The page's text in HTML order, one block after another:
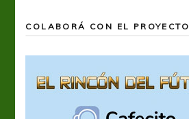
COLABORÁ CON EL PROYECTO